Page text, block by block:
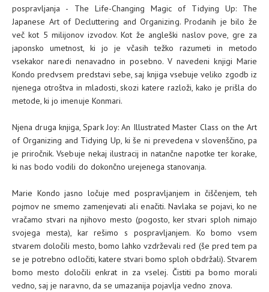
pospravljanja - The Life-Changing Magic of Tidying Up: The
Japanese Art of Decluttering and Organizing. Prodanih je bilo že
več kot 5 milijonov izvodov. Kot že angleški naslov pove, gre za
japonsko umetnost, ki jo je včasih težko razumeti in metodo
vsekakor naredi nenavadno in posebno. V navedeni knjigi Marie
Kondo predvsem predstavi sebe, saj knjiga vsebuje veliko zgodb iz
njenega otroštva in mladosti, skozi katere razloži, kako je prišla do
metode, ki jo imenuje Konmari.
Njena druga knjiga, Spark Joy: An Illustrated Master Class on the Art
of Organizing and Tidying Up, ki še ni prevedena v slovenščino, pa
je priročnik. Vsebuje nekaj ilustracij in natančne napotke ter korake,
ki nas bodo vodili do dokončno urejenega stanovanja.
Marie Kondo jasno ločuje med pospravljanjem in čiščenjem, teh
pojmov ne smemo zamenjevati ali enačiti. Navlaka se pojavi, ko ne
vračamo stvari na njihovo mesto (pogosto, ker stvari sploh nimajo
svojega mesta), kar rešimo s pospravljanjem. Ko bomo vsem
stvarem določili mesto, bomo lahko vzdrževali red (še pred tem pa
se je potrebno odločiti, katere stvari bomo sploh obdržali). Stvarem
bomo mesto določili enkrat in za vselej. Čistiti pa bomo morali
vedno, saj je naravno, da se umazanija pojavlja vedno znova.